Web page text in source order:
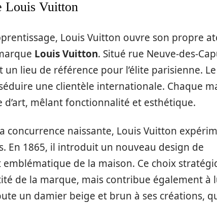
Louis Vuitton
Louis Vuitton ouvre son propre
Louis Vuitton. Situé rue Neuve-des-
lieu de référence pour l’élite parisienne.
une clientèle internationale. Chaque
mêlant fonctionnalité et esthétique.
concurrence naissante, Louis Vuitton
En 1865, il introduit un nouveau design de
de la maison. Ce choix
de la marque, mais contribue également à
un damier beige et brun à ses créations,